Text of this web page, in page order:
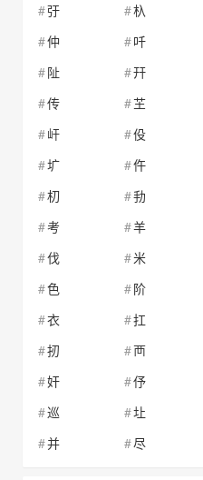
弙 杁
仲
吀
阯
幵
传
芏
屽
伇
圹
仵
朷
劧
考
羊
伐
米
色
阶
衣
扛
扨
襾
奸
伃
巡
圵
并
尽